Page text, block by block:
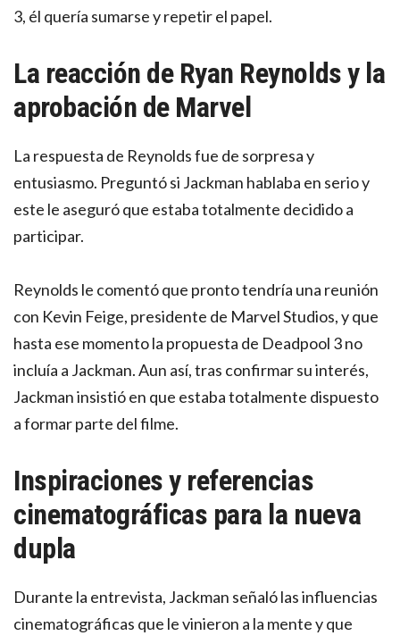
3, él quería sumarse y repetir el papel.
La reacción de Ryan Reynolds y la
aprobación de Marvel
La respuesta de Reynolds fue de sorpresa y
entusiasmo. Preguntó si Jackman hablaba en serio y
este le aseguró que estaba totalmente decidido a
participar.
Reynolds le comentó que pronto tendría una reunión
con Kevin Feige, presidente de Marvel Studios, y que
hasta ese momento la propuesta de Deadpool 3 no
incluía a Jackman. Aun así, tras confirmar su interés,
Jackman insistió en que estaba totalmente dispuesto
a formar parte del filme.
Inspiraciones y referencias
cinematográficas para la nueva
dupla
Durante la entrevista, Jackman señaló las influencias
cinematográficas que le vinieron a la mente y que